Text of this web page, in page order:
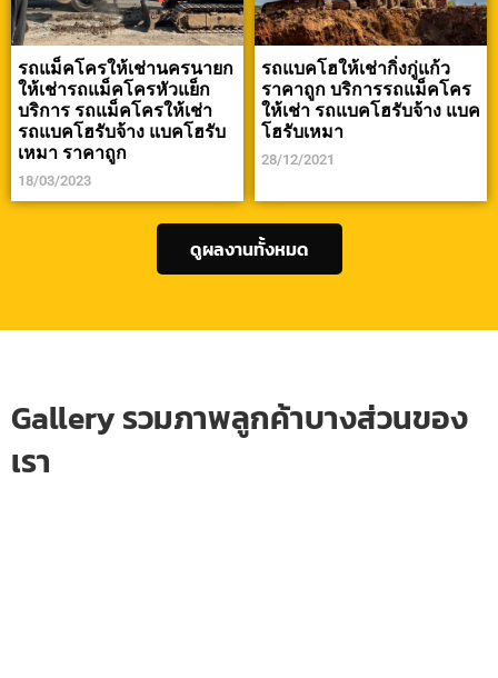
รถแม็คโครให้เช่านครนายก
ให้เช่ารถแม็คโครหัวแย็ก
บริการ รถแม็คโครให้เช่า
รถแบคโฮรับจ้าง แบคโฮรับ
เหมา ราคาถูก
18/03/2023
รถแบคโฮให้เช่ากิ่งกู่แก้ว
ราคาถูก บริการรถแม็คโคร
ให้เช่า รถแบคโฮรับจ้าง แบค
โฮรับเหมา
28/12/2021
ดูผลงานทั้งหมด
Gallery รวมภาพลูกค้าบางส่วนของ
เรา